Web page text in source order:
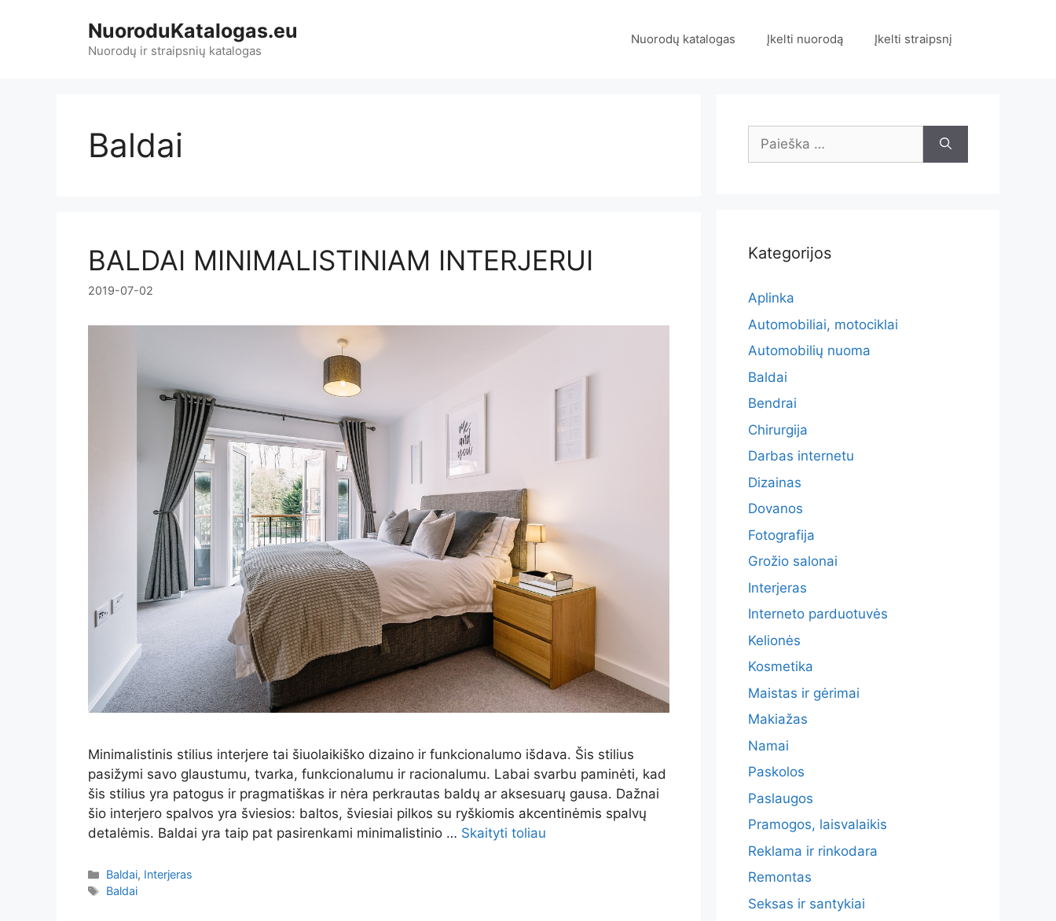
NuoroduKatalogas.eu
Nuorodų ir straipsnių katalogas
Nuorodų katalogas Įkelti nuorodą Įkelti straipsnį
Baldai
BALDAI MINIMALISTINIAM INTERJERUI
2019-07-02
Minimalistinis stilius interjere tai šiuolaikiško dizaino ir funkcionalumo išdava. Šis stilius
pasižymi savo glaustumu, tvarka, funkcionalumu ir racionalumu. Labai svarbu paminėti, kad
šis stilius yra patogus ir pragmatiškas ir nėra perkrautas baldų ar aksesuarų gausa. Dažnai
šio interjero spalvos yra šviesios: baltos, šviesiai pilkos su ryškiomis akcentinėmis spalvų
detalėmis. Baldai yra taip pat pasirenkami minimalistinio … Skaityti toliau
Kategorijos
Baldai, Interjeras
Žymos
Baldai
Ieškoti:
Kategorijos
Aplinka
Automobiliai, motociklai
Automobilių nuoma
Baldai
Bendrai
Chirurgija
Darbas internetu
Dizainas
Dovanos
Fotografija
Grožio salonai
Interjeras
Interneto parduotuvės
Kelionės
Kosmetika
Maistas ir gėrimai
Makiažas
Namai
Paskolos
Paslaugos
Pramogos, laisvalaikis
Reklama ir rinkodara
Remontas
Seksas ir santykiai